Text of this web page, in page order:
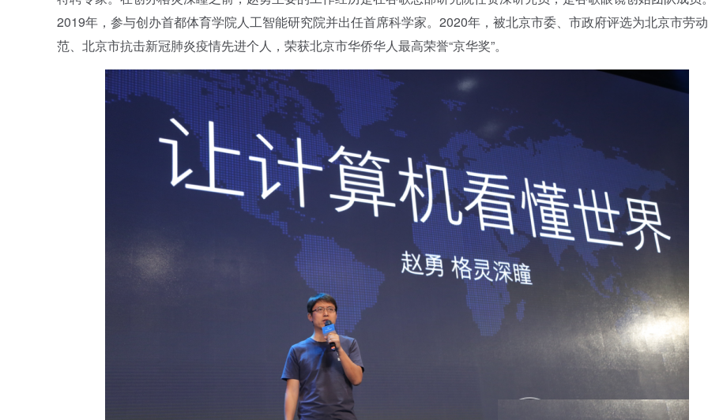
2019年，参与创办首都体育学院人工智能研究院并出任首席科学家。2020年，被北京市委、市政府评选为北京市劳
范、北京市抗击新冠肺炎疫情先进个人，荣获北京市华侨华人最高荣誉“京华奖”。